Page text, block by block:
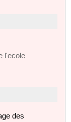
l'ecole
des